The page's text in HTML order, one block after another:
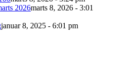
2026marts 8, 2026 - 3:01
januar 8, 2025 - 6:01 pm